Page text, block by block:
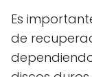
Es
de